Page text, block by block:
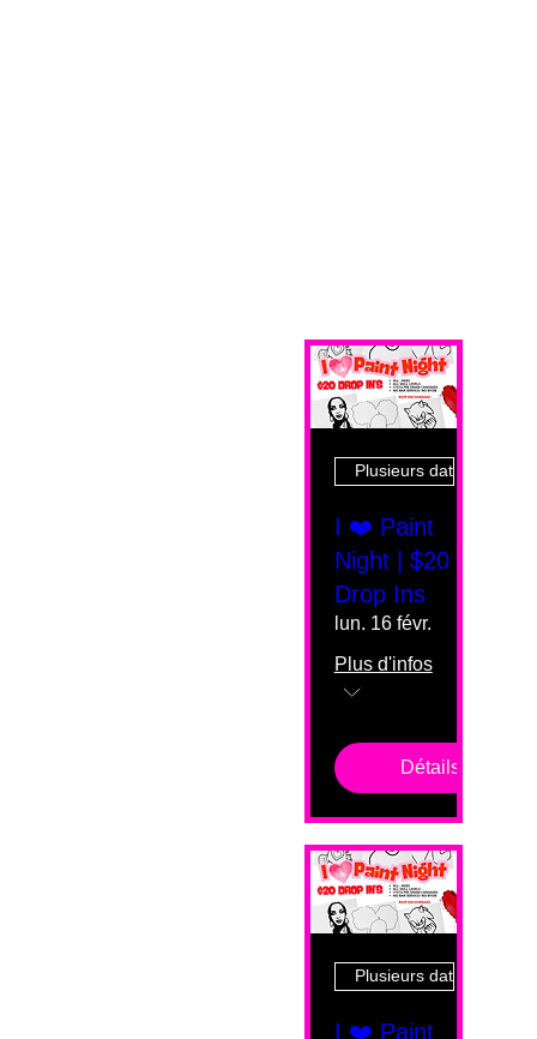
Plusieurs dates
I ❤️ Paint
Night | $20
Drop Ins
lun. 16 févr.
Plus d'infos
Détails
Plusieurs dates
I ❤️ Paint